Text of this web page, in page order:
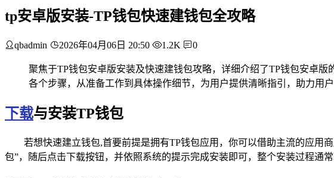
tp安卓版安装-TP钱包快速建钱包全攻略
qbadmin 2026年04月06日 20:50 1.2K 0
聚焦于TP钱包安卓版安装及快速建钱包攻略，详细介绍了TP钱包安卓
各个步骤，从准备工作到具体操作细节，为用户提供清晰指引，助力用
下载与安装TP钱包
若想快速建立钱包,首要前提是拥有TP钱包应用，你可以借助主流的应用
包”，随后点击下载按钮，并依照系统的提示完成安装即可，整个安装过程通